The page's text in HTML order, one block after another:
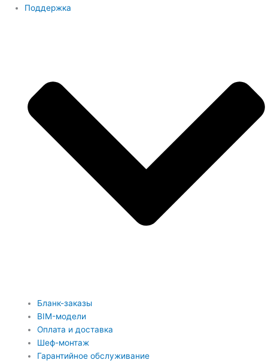
Поддержка
Бланк-заказы
BIM-модели
Оплата и доставка
Шеф-монтаж
Гарантийное обслуживание